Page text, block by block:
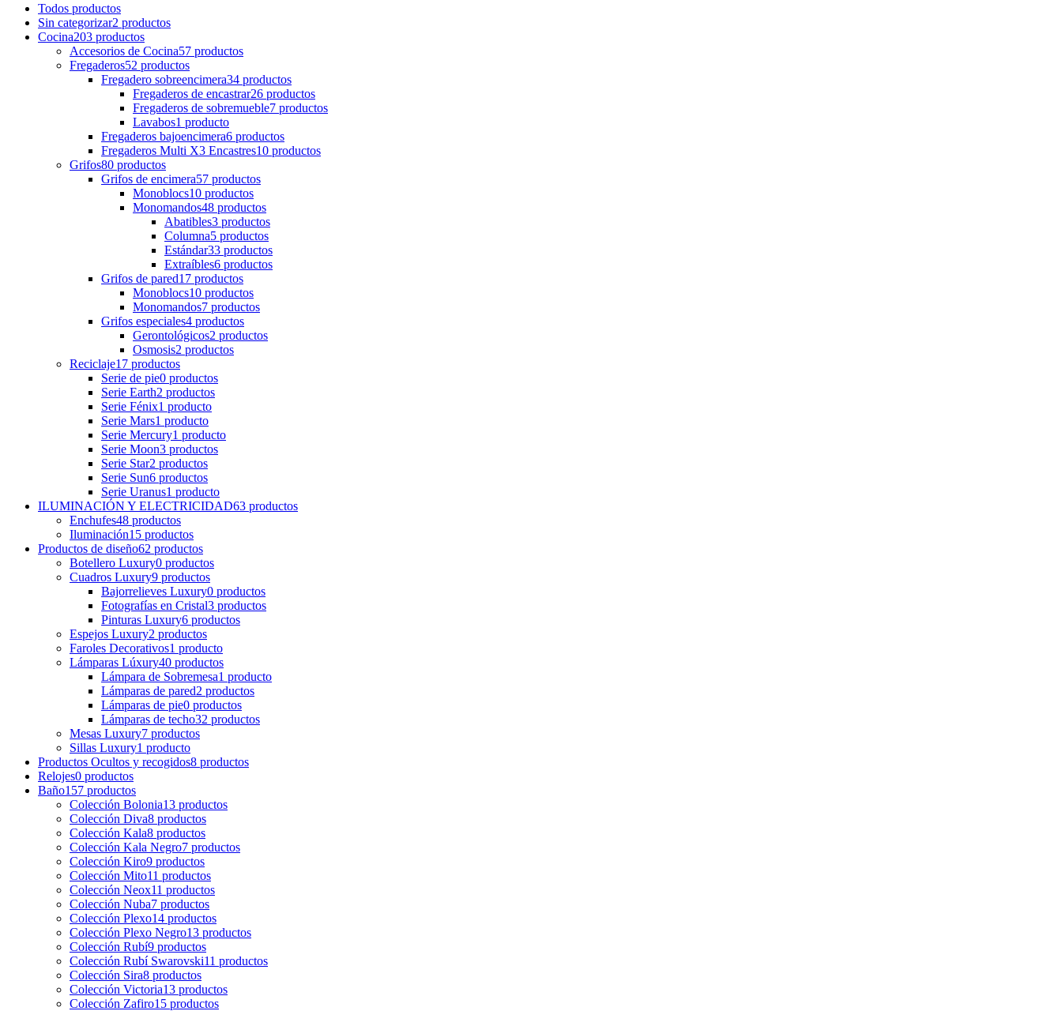
Todos productos
Sin categorizar2 productos
Cocina203 productos
Accesorios de Cocina57 productos
Fregaderos52 productos
Fregadero sobreencimera34 productos
Fregaderos de encastrar26 productos
Fregaderos de sobremueble7 productos
Lavabos1 producto
Fregaderos bajoencimera6 productos
Fregaderos Multi X3 Encastres10 productos
Grifos80 productos
Grifos de encimera57 productos
Monoblocs10 productos
Monomandos48 productos
Abatibles3 productos
Columna5 productos
Estándar33 productos
Extraíbles6 productos
Grifos de pared17 productos
Monoblocs10 productos
Monomandos7 productos
Grifos especiales4 productos
Gerontológicos2 productos
Osmosis2 productos
Reciclaje17 productos
Serie de pie0 productos
Serie Earth2 productos
Serie Fénix1 producto
Serie Mars1 producto
Serie Mercury1 producto
Serie Moon3 productos
Serie Star2 productos
Serie Sun6 productos
Serie Uranus1 producto
ILUMINACIÓN Y ELECTRICIDAD63 productos
Enchufes48 productos
Iluminación15 productos
Productos de diseño62 productos
Botellero Luxury0 productos
Cuadros Luxury9 productos
Bajorrelieves Luxury0 productos
Fotografías en Cristal3 productos
Pinturas Luxury6 productos
Espejos Luxury2 productos
Faroles Decorativos1 producto
Lámparas Lúxury40 productos
Lámpara de Sobremesa1 producto
Lámparas de pared2 productos
Lámparas de pie0 productos
Lámparas de techo32 productos
Mesas Luxury7 productos
Sillas Luxury1 producto
Productos Ocultos y recogidos8 productos
Relojes0 productos
Baño157 productos
Colección Bolonia13 productos
Colección Diva8 productos
Colección Kala8 productos
Colección Kala Negro7 productos
Colección Kiro9 productos
Colección Mito11 productos
Colección Neox11 productos
Colección Nuba7 productos
Colección Plexo14 productos
Colección Plexo Negro13 productos
Colección Rubí9 productos
Colección Rubí Swarovski11 productos
Colección Sira8 productos
Colección Victoria13 productos
Colección Zafiro15 productos